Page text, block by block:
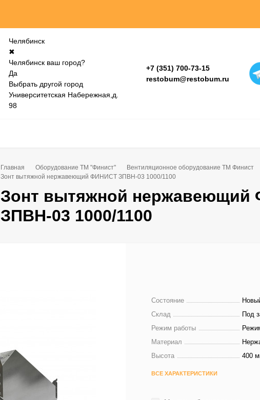
Челябинск
✖
Челябинск ваш город?
Да
Выбрать другой город
Университетская Набережная,д.
98
+7 (351) 700-73-15
restobum@restobum.ru
Главная Оборудование ТМ "Финист" Вентиляционное оборудование ТМ Финист
Зонт вытяжной нержавеющий ФИНИСТ ЗПВН-03 1000/1100
Зонт вытяжной
ЗПВН-03 1000/1100
Состояние
Склад
Под
Режим работы
Материал
Высота
400
ВСЕ ХАРАКТЕРИСТИКИ